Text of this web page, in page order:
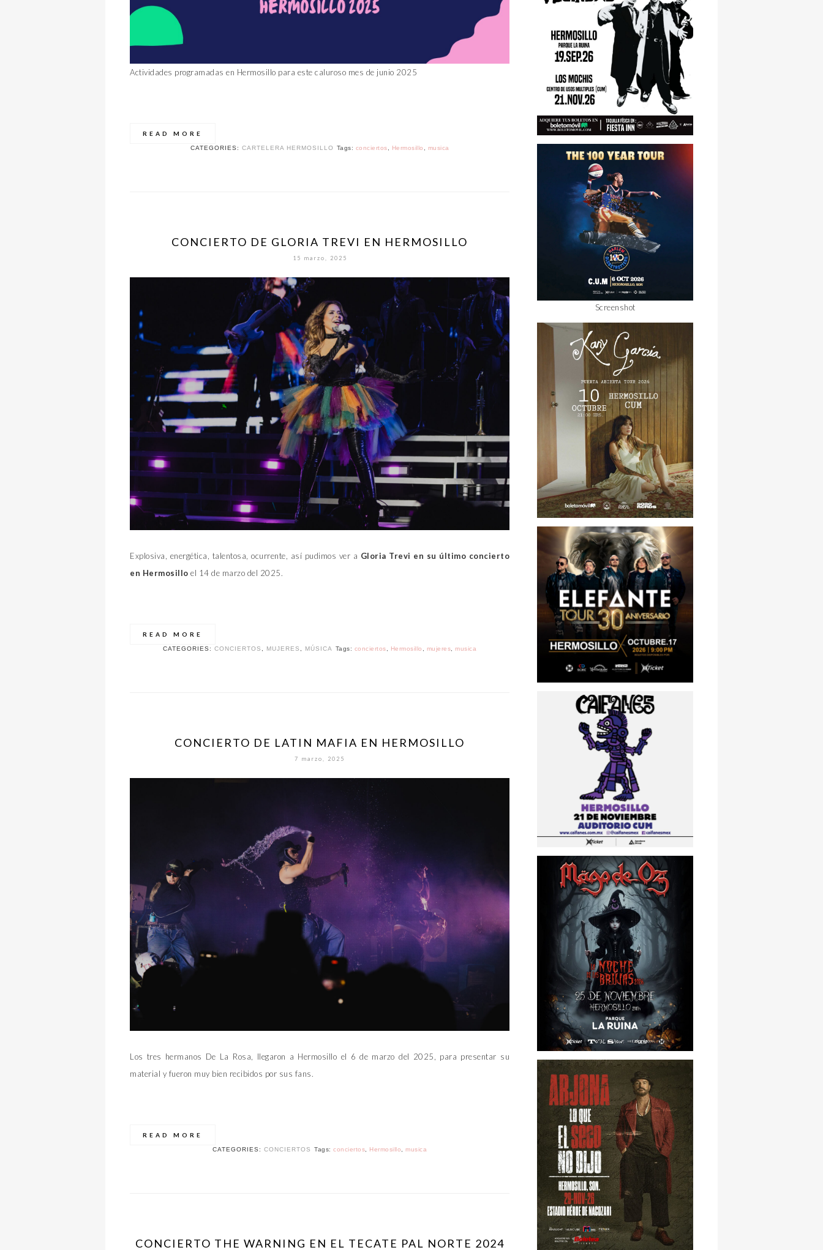
Actividades programadas en Hermosillo para este caluroso mes de junio 2025
READ MORE
CATEGORIES: CARTELERA HERMOSILLO Tags: conciertos Hermosillo musica
CONCIERTO DE GLORIA TREVI EN HERMOSILLO
15 marzo, 2025
Explosiva, energética, talentosa, ocurrente, así pudimos ver a Gloria Trevi en su último concierto
en Hermosillo el 14 de marzo del 2025.
READ MORE
CATEGORIES: CONCIERTOS MUJERES MÚSICA Tags: conciertos Hermosillo mujeres ,musica
CONCIERTO DE LATIN MAFIA EN HERMOSILLO
7 marzo, 2025
Los tres hermanos De La Rosa, llegaron a Hermosillo el 6 de marzo del 2025, para presentar su
material y fueron muy bien recibidos por sus fans.
READ MORE
CATEGORIES: CONCIERTOS Tags: conciertos, Hermosillo, musica
CONCIERTO THE WARNING EN EL TECATE PAL NORTE 2024
Screenshot